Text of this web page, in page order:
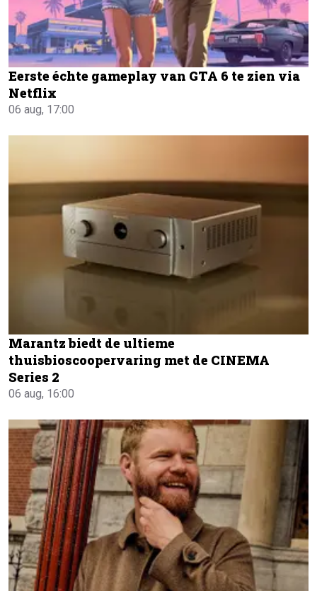
Eerste échte gameplay van GTA 6 te zien via
Netflix
06 aug, 17:00
Marantz biedt de ultieme
thuisbioscoopervaring met de CINEMA
Series 2
06 aug, 16:00